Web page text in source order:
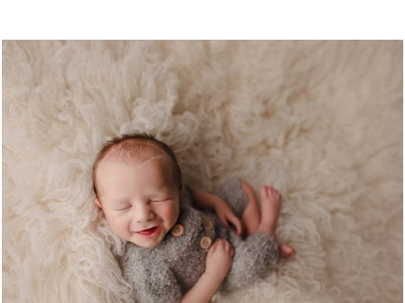
806 2